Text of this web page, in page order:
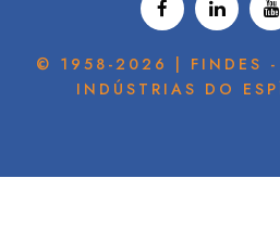
© 1958-2026 | FINDES -
INDÚSTRIAS DO